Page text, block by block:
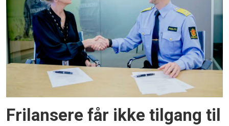
Frilansere får ikke tilgang til